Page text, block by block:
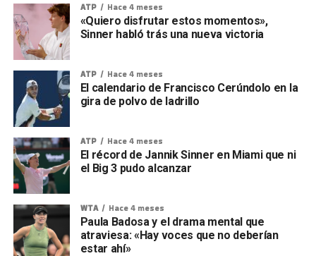
ATP Hace 4 meses
«Quiero disfrutar estos momentos»,
Sinner habló trás una nueva victoria
ATP Hace 4 meses
El calendario de Francisco Cerúndolo en la
gira de polvo de ladrillo
ATP Hace 4 meses
El récord de Jannik Sinner en Miami que ni
el Big 3 pudo alcanzar
WTA Hace 4 meses
Paula Badosa y el drama mental que
atraviesa: «Hay voces que no deberían
estar ahí»